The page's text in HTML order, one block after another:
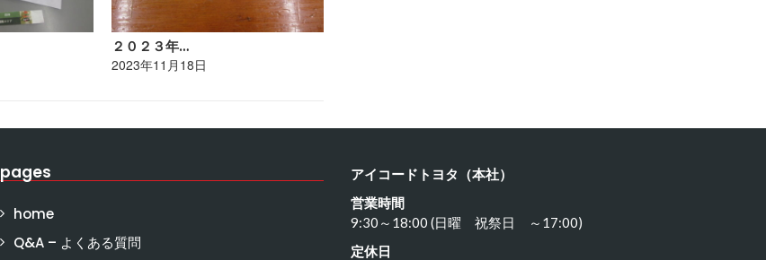
２０２３年…
2023年11月18日
pages
home
Q&A – よくある質問
アイコードトヨタ（本社）
営業時間
9:30～18:00 (日曜 祝祭日 ～17:00)
定休日